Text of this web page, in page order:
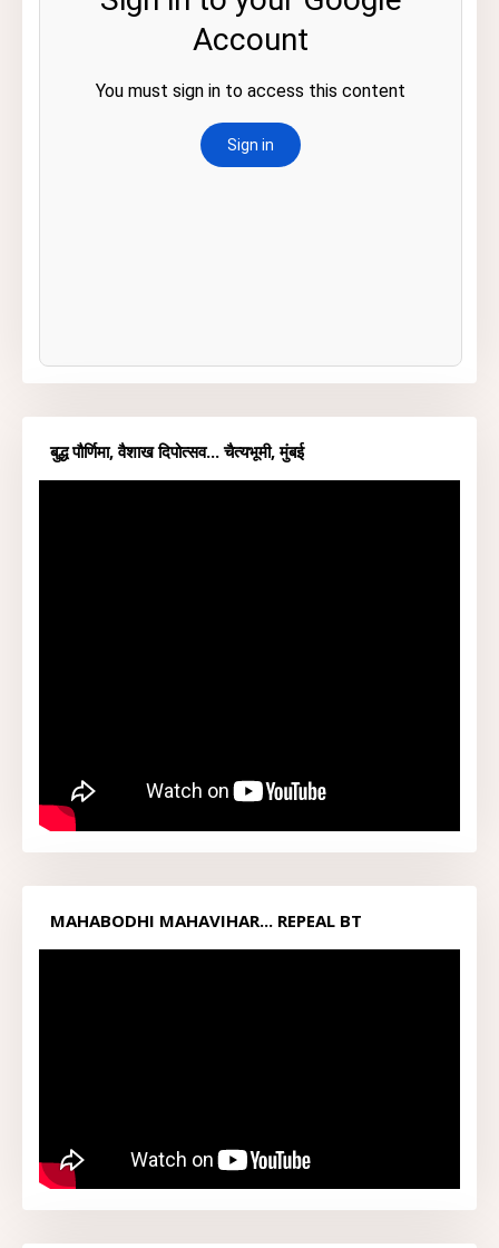
बुद्ध पौर्णिमा, वैशाख दिपोत्सव... चैत्यभूमी, मुंबई
MAHABODHI MAHAVIHAR... REPEAL BT
ACT1949...